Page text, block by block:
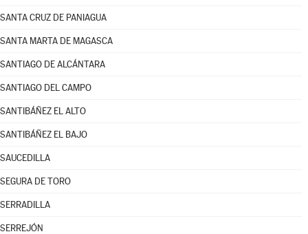
SANTA CRUZ DE PANIAGUA
SANTA MARTA DE MAGASCA
SANTIAGO DE ALCÁNTARA
SANTIAGO DEL CAMPO
SANTIBÁÑEZ EL ALTO
SANTIBÁÑEZ EL BAJO
SAUCEDILLA
SEGURA DE TORO
SERRADILLA
SERREJÓN